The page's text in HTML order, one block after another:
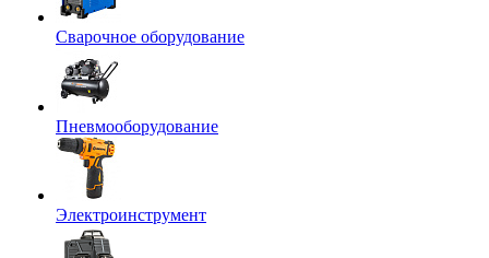
Сварочное оборудование
Пневмооборудование
Электроинструмент